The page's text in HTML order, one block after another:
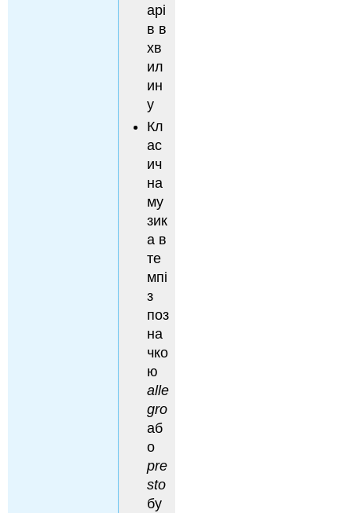
арі
в в
хв
ил
ин
у
Кл
ас
ич
на
му
зик
а в
те
мпі
з
поз
на
чко
ю
alle
gro
аб
о
pre
sto
бу